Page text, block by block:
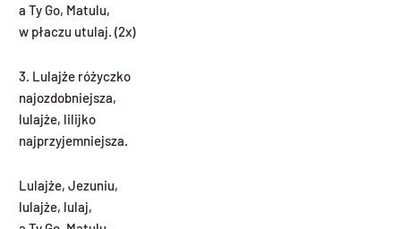
a Ty Go, Matulu,
w płaczu utulaj. (2x)
3. Lulajże różyczko
najozdobniejsza,
lulajże, lilijko
najprzyjemniejsza.
Lulajże, Jezuniu,
lulajże, lulaj,